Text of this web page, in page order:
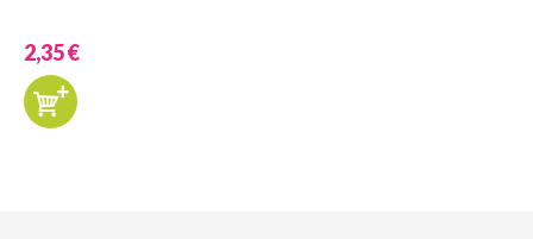
2,35 €